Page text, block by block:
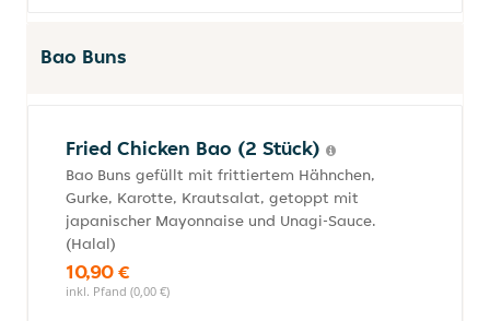
Bao Buns
Fried Chicken Bao (2 Stück)
Bao Buns gefüllt mit frittiertem Hähnchen,
Gurke, Karotte, Krautsalat, getoppt mit
japanischer Mayonnaise und Unagi-Sauce.
(Halal)
10,90 €
inkl. Pfand (0,00 €)